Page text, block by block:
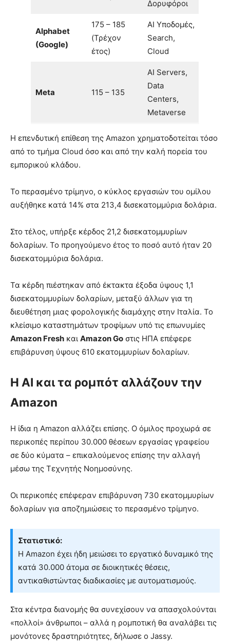
Δορυφόροι
Alphabet
(Google)
175 – 185
(Τρέχον
έτος)
AI Υποδομές,
Search,
Cloud
Meta 115 – 135
AI Servers,
Data
Centers,
Metaverse
Η επενδυτική επίθεση της Amazon χρηματοδοτείται τόσο
από το τμήμα Cloud όσο και από την καλή πορεία του
εμπορικού κλάδου.
Το περασμένο τρίμηνο, ο κύκλος εργασιών του ομίλου
αυξήθηκε κατά 14% στα 213,4 δισεκατομμύρια δολάρια.
Στο τέλος, υπήρξε κέρδος 21,2 δισεκατομμυρίων
δολαρίων. Το προηγούμενο έτος το ποσό αυτό ήταν 20
δισεκατομμύρια δολάρια.
Τα κέρδη πιέστηκαν από έκτακτα έξοδα ύψους 1,1
δισεκατομμυρίων δολαρίων, μεταξύ άλλων για τη
διευθέτηση μιας φορολογικής διαμάχης στην Ιταλία. Το
κλείσιμο καταστημάτων τροφίμων υπό τις επωνυμίες
Amazon Fresh και Amazon Go στις ΗΠΑ επέφερε
επιβάρυνση ύψους 610 εκατομμυρίων δολαρίων.
Η AI και τα ρομπότ αλλάζουν την
Amazon
Η ίδια η Amazon αλλάζει επίσης. Ο όμιλος προχωρά σε
περικοπές περίπου 30.000 θέσεων εργασίας γραφείου
σε δύο κύματα – επικαλούμενος επίσης την αλλαγή
μέσω της Τεχνητής Νοημοσύνης.
Οι περικοπές επέφεραν επιβάρυνση 730 εκατομμυρίων
δολαρίων για αποζημιώσεις το περασμένο τρίμηνο.
Στατιστικό:
Η Amazon έχει ήδη μειώσει το εργατικό δυναμικό της
κατά 30.000 άτομα σε διοικητικές θέσεις,
αντικαθιστώντας διαδικασίες με αυτοματισμούς.
Στα κέντρα διανομής θα συνεχίσουν να απασχολούνται
«πολλοί» άνθρωποι – αλλά η ρομποτική θα αναλάβει τις
μονότονες δραστηριότητες, δήλωσε ο Jassy.